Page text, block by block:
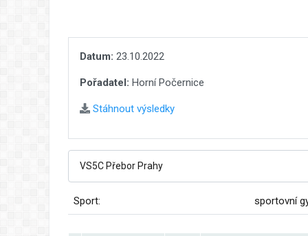
Datum: 23.10.2022
Pořadatel: Horní Počernice
Stáhnout výsledky
Sport: sportovní